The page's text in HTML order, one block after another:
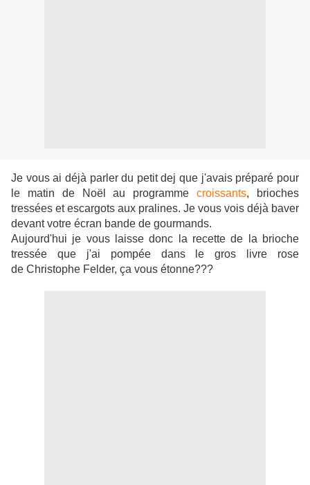
Je vous ai déjà parler du petit dej que j'avais préparé pour
le matin de Noël au programmecroissants, brioches
tressées et escargots aux pralines. Je vous vois déjà baver
devant votre écran bande de gourmands.
Aujourd'hui je vous laisse donc la recette de la brioche
tressée que j'ai pompée dans le gros livre rose
de Christophe Felder, ça vous étonne???